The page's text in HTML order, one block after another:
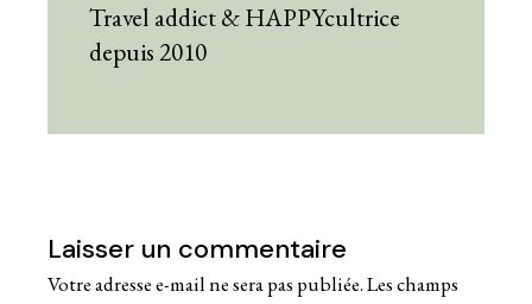
Travel addict & HAPPYcultrice
depuis 2010
Laisser un commentaire
Votre adresse e-mail ne sera pas publiée.Les champs